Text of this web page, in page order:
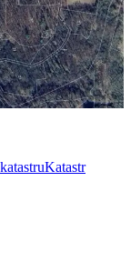
Katastr